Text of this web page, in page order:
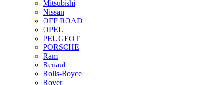
Mitsubishi
Nissan
OFF ROAD
OPEL
PEUGEOT
PORSCHE
Ram
Renault
Rolls-Royce
Rover